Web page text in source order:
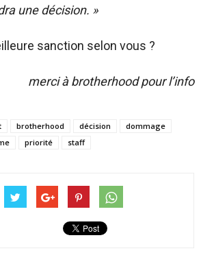
une décision. »
sanction selon vous ?
merci à brotherhood pour l’info
brotherhood décision
dommage
priorité staff